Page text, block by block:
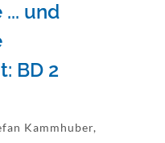
und
BD 2
Kammhuber,